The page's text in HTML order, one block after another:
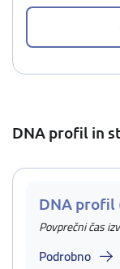
DNA profil in
DNA profil
Povprečni čas
Podrobno